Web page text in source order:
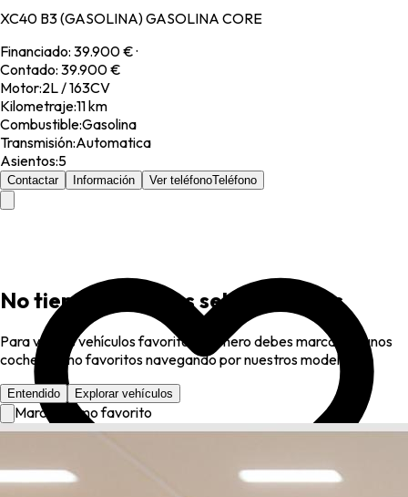
XC40 B3 (GASOLINA) GASOLINA CORE
Financiado: 39.900 €·
Contado: 39.900 €
Motor:2L / 163CV
Kilometraje:11 km
Combustible:Gasolina
Transmisión:Automatica
Asientos:5
Contactar Información Ver teléfonoTeléfono
No tienes favoritos seleccionados
Para ver tus vehículos favoritos, primero debes marcar algunos
coches como favoritos navegando por nuestros modelos.
Entendido Explorar vehículos
Marcar como favorito